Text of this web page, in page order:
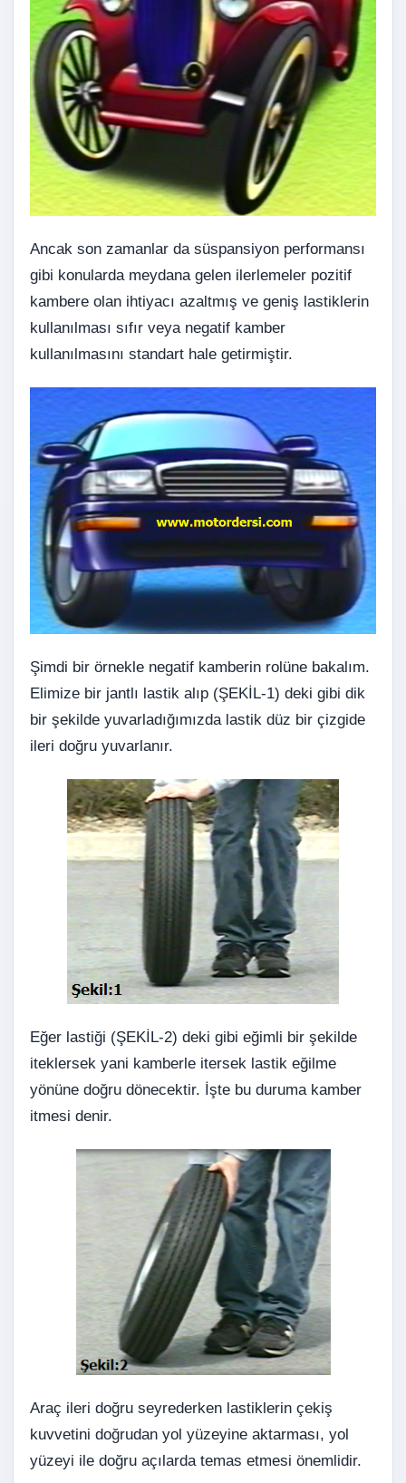
Ancak son zamanlar da süspansiyon performansı
gibi konularda meydana gelen ilerlemeler pozitif
kambere olan ihtiyacı azaltmış ve geniş lastiklerin
kullanılması sıfır veya negatif kamber
kullanılmasını standart hale getirmiştir.
Şimdi bir örnekle negatif kamberin rolüne bakalım.
Elimize bir jantlı lastik alıp (ŞEKİL-1) deki gibi dik
bir şekilde yuvarladığımızda lastik düz bir çizgide
ileri doğru yuvarlanır.
Eğer lastiği (ŞEKİL-2) deki gibi eğimli bir şekilde
iteklersek yani kamberle itersek lastik eğilme
yönüne doğru dönecektir. İşte bu duruma kamber
itmesi denir.
Araç ileri doğru seyrederken lastiklerin çekiş
kuvvetini doğrudan yol yüzeyine aktarması, yol
yüzeyi ile doğru açılarda temas etmesi önemlidir.